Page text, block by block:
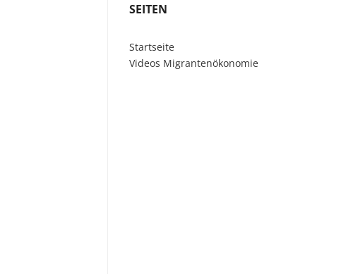
SEITEN
Startseite
Videos Migrantenökonomie